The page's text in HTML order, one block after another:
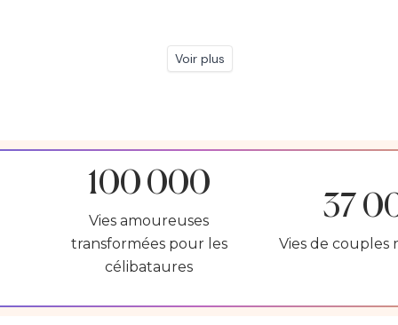
Voir plus
100 000
Vies amoureuses
transformées pour les
célibataures
37
Vies de couples